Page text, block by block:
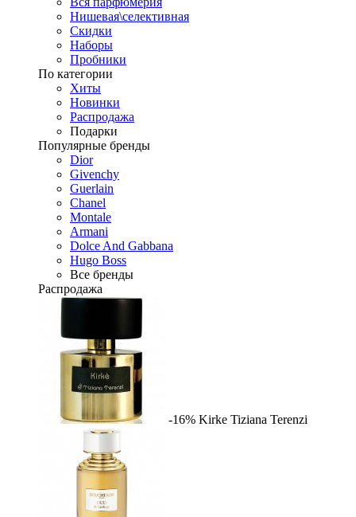
Нишевая\селективная
Скидки
Наборы
Пробники
По категории
Хиты
Новинки
Распродажа
Подарки
Популярные бренды
Dior
Givenchy
Guerlain
Chanel
Montale
Armani
Dolce And Gabbana
Hugo Boss
Все бренды
Распродажа
-16% Kirke Tiziana Terenzi